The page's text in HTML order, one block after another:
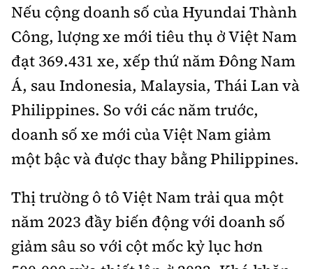
Nếu cộng doanh số của Hyundai Thành
Công, lượng xe mới tiêu thụ ở Việt Nam
đạt 369.431 xe, xếp thứ năm Đông Nam
Á, sau Indonesia, Malaysia, Thái Lan và
Philippines. So với các năm trước,
doanh số xe mới của Việt Nam giảm
một bậc và được thay bằng Philippines.
Thị trường ô tô Việt Nam trải qua một
năm 2023 đầy biến động với doanh số
giảm sâu so với cột mốc kỷ lục hơn